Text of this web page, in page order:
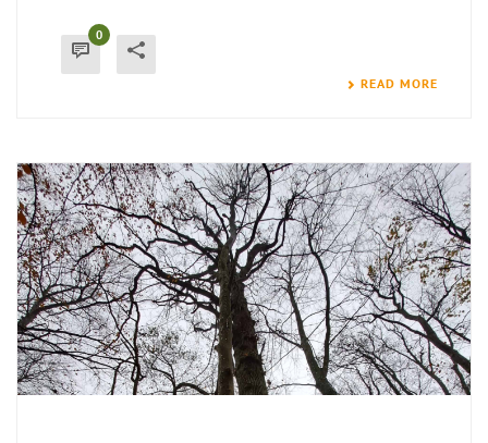
0
READ MORE